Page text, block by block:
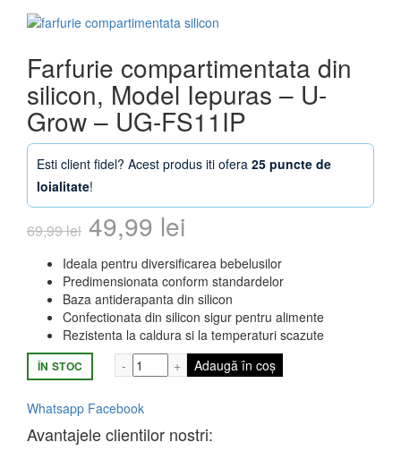
Farfurie compartimentata din
silicon, Model Iepuras – U-
Grow – UG-FS11IP
Esti client fidel? Acest produs iti ofera 25 puncte de
loialitate!
69,99lei Prețul
inițial
a
fost:
69,99 lei.
49,99 lei
curent
este:
49,99 lei.
Ideala pentru diversificarea bebelusilor
Predimensionata conform standardelor
Baza antiderapanta din silicon
Confectionata din silicon sigur pentru alimente
Rezistenta la caldura si la temperaturi scazute
ÎN STOC Cantitate Farfurie compartimentata din
Adaugă în coș
Whatsapp Facebook
Avantajele clientilor nostri: